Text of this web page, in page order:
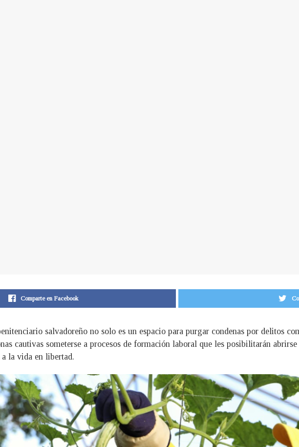
Comparte en Facebook
salvadoreño no solo es un espacio para purgar condenas por delitos
cautivas someterse a procesos de formación laboral que les posibilitarán
la vida en libertad.